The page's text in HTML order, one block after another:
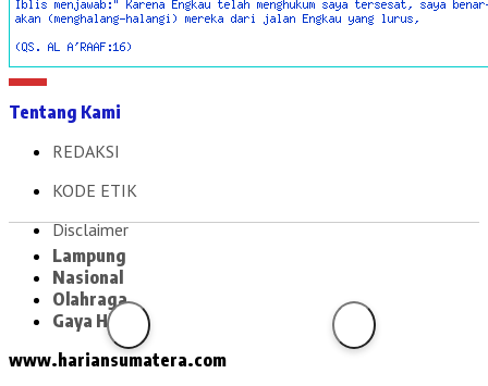
Tentang Kami
REDAKSI
KODE ETIK
Disclaimer
Lampung
Nasional
Olahraga
Gaya Hidup
www.hariansumatera.com